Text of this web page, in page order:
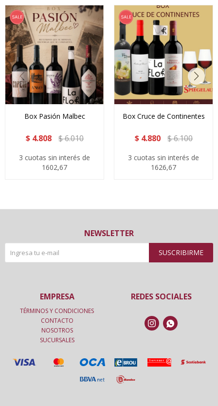
Box Pasión Malbec
$ 4.808 $6.010
3 cuotas sin interés de
1602,67
Box Cruce de Continentes
$ 4.880 $6.100
3 cuotas sin interés de
1626,67
NEWSLETTER
SUSCRIBIRME
REDES SOCIALES
 
EMPRESA
TÉRMINOS Y CONDICIONES
CONTACTO
NOSOTROS
SUCURSALES